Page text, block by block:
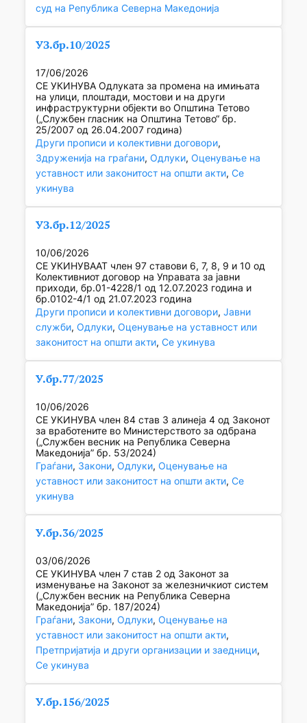
суд на Република Северна Македонија
УЗ.бр.10/2025
17/06/2026
СЕ УКИНУВА Одлуката за промена на имињата
на улици, плоштади, мостови и на други
инфраструктурни објекти во Општина Тетово
(„Службен гласник на Општина Тетово“ бр.
25/2007 од 26.04.2007 година)
Други прописи и колективни договори
Здруженија на граѓани, Одлуки, Оценување на
уставност или законитост на општи акти, Се
укинува
УЗ.бр.12/2025
10/06/2026
СЕ УКИНУВААТ член 97 ставови 6, 7, 8, 9 и 10 од
Колективниот договор на Управата за јавни
приходи, бр.01-4228/1 од 12.07.2023 година и
бр.0102-4/1 од 21.07.2023 година
Други прописи и колективни договори, Јавни
служби, Одлуки, Оценување на уставност или
законитост на општи акти, Се укинува
У.бр.77/2025
10/06/2026
СЕ УКИНУВА член 84 став 3 алинеја 4 од Законот
за вработените во Министерството за одбрана
(„Службен весник на Република Северна
Македонија” бр. 53/2024)
Граѓани, Закони, Одлуки, Оценување на
уставност или законитост на општи акти, Се
укинува
У.бр.36/2025
03/06/2026
СЕ УКИНУВА член 7 став 2 од Законот за
изменување на Законот за железничкиот систем
(„Службен весник на Република Северна
Македонија” бр. 187/2024)
Граѓани, Закони, Одлуки, Оценување на
уставност или законитост на општи акти
Претпријатија и други организации и заедници
Се укинува
У.бр.156/2025